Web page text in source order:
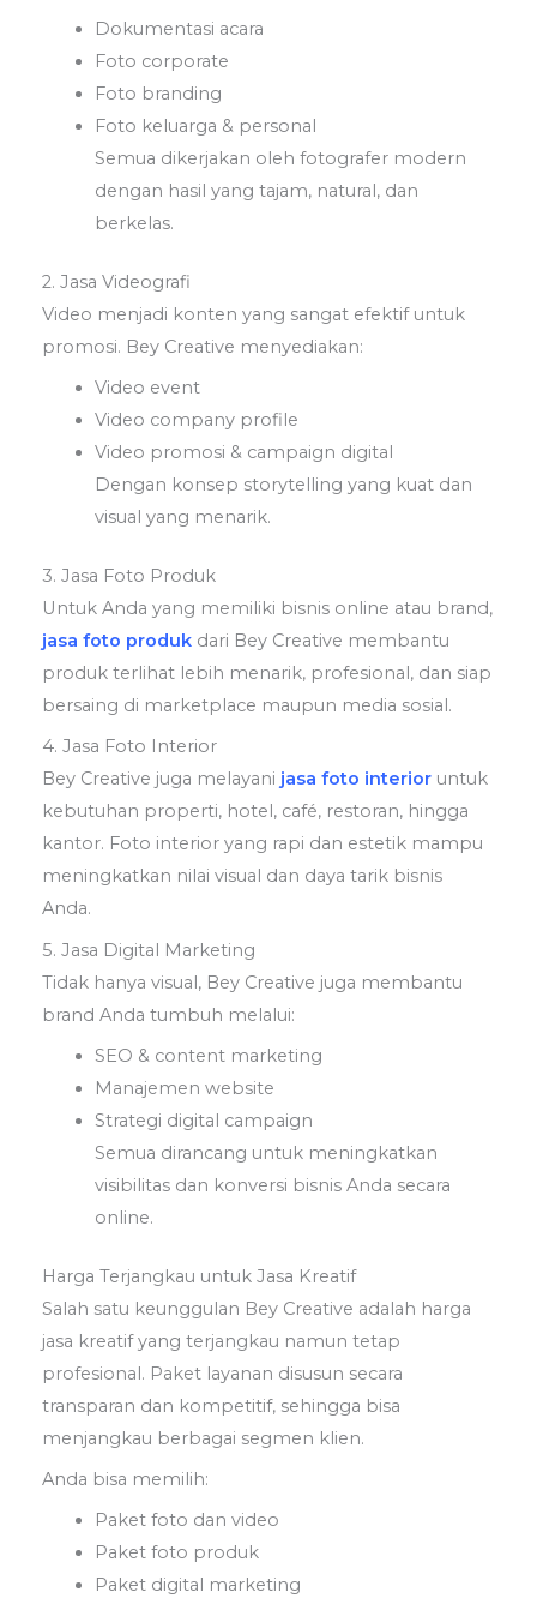
Dokumentasi acara
Foto corporate
Foto branding
Foto keluarga & personal
Semua dikerjakan oleh fotografer modern
dengan hasil yang tajam, natural, dan
berkelas.
2. Jasa Videografi
Video menjadi konten yang sangat efektif untuk
promosi. Bey Creative menyediakan:
Video event
Video company profile
Video promosi & campaign digital
Dengan konsep storytelling yang kuat dan
visual yang menarik.
3. Jasa Foto Produk
Untuk Anda yang memiliki bisnis online atau brand,
jasa foto produk dari Bey Creative membantu
produk terlihat lebih menarik, profesional, dan siap
bersaing di marketplace maupun media sosial.
4. Jasa Foto Interior
Bey Creative juga melayani jasa foto interior untuk
kebutuhan properti, hotel, café, restoran, hingga
kantor. Foto interior yang rapi dan estetik mampu
meningkatkan nilai visual dan daya tarik bisnis
Anda.
5. Jasa Digital Marketing
Tidak hanya visual, Bey Creative juga membantu
brand Anda tumbuh melalui:
SEO & content marketing
Manajemen website
Strategi digital campaign
Semua dirancang untuk meningkatkan
visibilitas dan konversi bisnis Anda secara
online.
Harga Terjangkau untuk Jasa Kreatif
Salah satu keunggulan Bey Creative adalah harga
jasa kreatif yang terjangkau namun tetap
profesional. Paket layanan disusun secara
transparan dan kompetitif, sehingga bisa
menjangkau berbagai segmen klien.
Anda bisa memilih:
Paket foto dan video
Paket foto produk
Paket digital marketing